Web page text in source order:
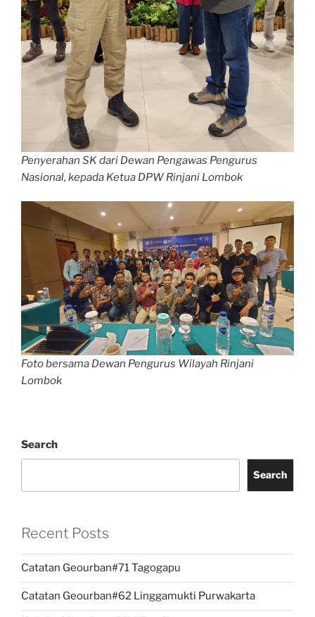
Penyerahan SK dari Dewan Pengawas Pengurus
Nasional, kepada Ketua DPW Rinjani Lombok
Foto bersama Dewan Pengurus Wilayah Rinjani
Lombok
Search
Search
Recent Posts
Catatan Geourban#71 Tagogapu
Catatan Geourban#62 Linggamukti Purwakarta